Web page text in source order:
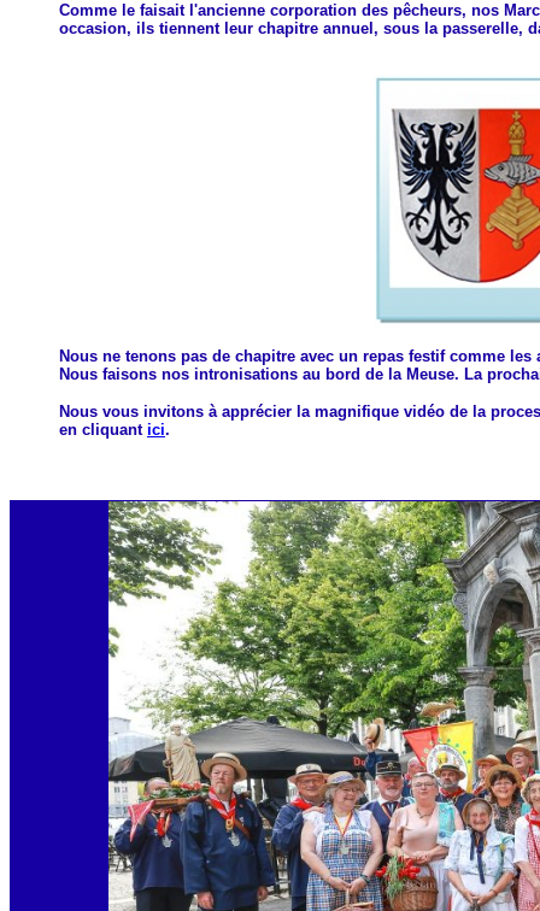
Comme le faisait l'ancienne corporation des pêcheurs, nos
occasion, ils tiennent leur chapitre annuel, sous la passerelle,
Nous ne tenons pas de chapitre avec un repas festif comme les
Nous faisons nos intronisations au bord de la Meuse. La
Nous vous invitons à apprécier la magnifique vidéo de la
en cliquant ici.